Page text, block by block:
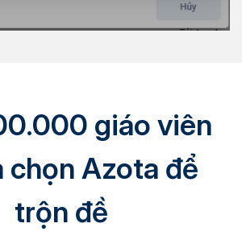
giáo viên
chọn Azota để
trộn đề